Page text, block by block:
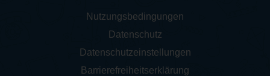
Nutzungsbedingungen
Datenschutz
Datenschutzeinstellungen
Barrierefreiheitserklärung